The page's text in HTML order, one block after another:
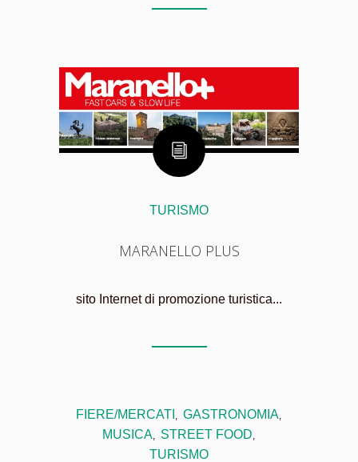
TURISMO
MARANELLO PLUS
sito Internet di promozione turistica...
FIERE/MERCATI GASTRONOMIA,
MUSICA, STREET FOOD
TURISMO